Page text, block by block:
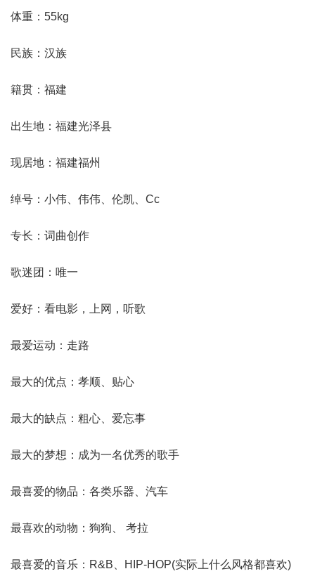
体重：55kg
民族：汉族
籍贯：福建
出生地：福建光泽县
现居地：福建福州
绰号：小伟、伟伟、伦凯、Cc
专长：词曲创作
歌迷团：唯一
爱好：看电影，上网，听歌
最爱运动：走路
最大的优点：孝顺、贴心
最大的缺点：粗心、爱忘事
最大的梦想：成为一名优秀的歌手
最喜爱的物品：各类乐器、汽车
最喜欢的动物：狗狗、 考拉
最喜爱的音乐：R&B、HIP-HOP(实际上什么风格都喜欢)